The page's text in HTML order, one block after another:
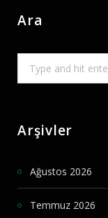
Ara
for:
Arşivler
Ağustos 2026
Temmuz 2026